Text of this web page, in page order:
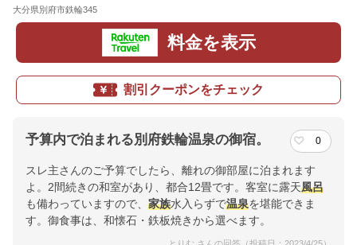
大分県別府市鉄輪345
料金を表示
割引クーポンをチェック
予算内で泊まれる別府鉄輪温泉の御宿。 0
スレ主さんのご予算でしたら、離れの御部屋に泊まれます
よ。2間続きの和室があり、都合12畳です。客室に露天風呂
も備わっていますので、 家族水入らずで温泉を堪能できま
す。御食事は、和懐石・鉄板焼きから選べます。